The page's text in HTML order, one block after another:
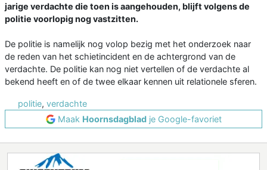
jarige verdachte die toen is aangehouden, blijft volgens de
politie voorlopig nog vastzitten.
De politie is namelijk nog volop bezig met het onderzoek naar
de reden van het schietincident en de achtergrond van de
verdachte. De politie kan nog niet vertellen of de verdachte al
bekend heeft en of de twee elkaar kennen uit relationele sferen.
politie, verdachte
Maak Hoornsdagbladje Google-favoriet